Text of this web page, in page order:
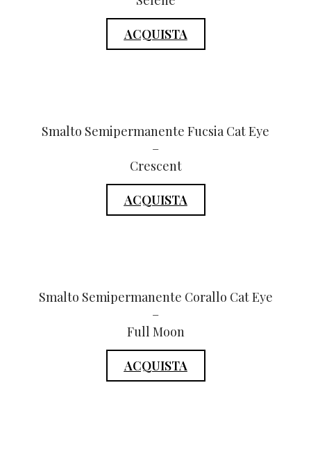
ACQUISTA
Smalto Semipermanente Fucsia Cat Eye
–
Crescent
ACQUISTA
Smalto Semipermanente Corallo Cat Eye
–
Full Moon
ACQUISTA